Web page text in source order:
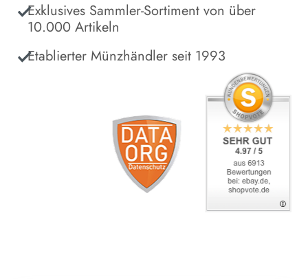
Exklusives Sammler-Sortiment von über
10.000 Artikeln
Etablierter Münzhändler seit 1993